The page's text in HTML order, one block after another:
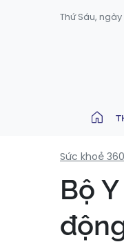
Thứ Sáu,
Sức khoẻ 360
Bộ